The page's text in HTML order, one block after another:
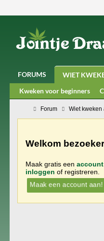
FORUMS WIET
Kweken voor beginners
Forum Wiet kweken
Welkom bezoeker
Maak gratis een account
inloggen of registreren.
Maak een account aan!